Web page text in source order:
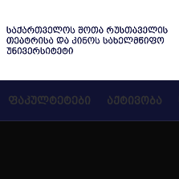
ᲤᲐᲙᲣᲚᲢᲔᲢᲔᲑᲘ ᲐᲥᲢᲘᲕᲝᲑᲐ